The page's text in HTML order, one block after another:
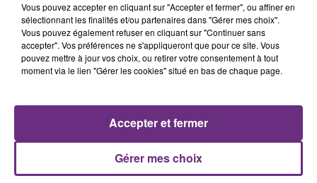
8h42
8h42
Le Petit Pecheur
8h34
8h34
TAME IMPALA & JENNIE
Dracula
Vous pouvez accepter en cliquant sur "Accepter et fermer", ou affiner en
sélectionnant les finalités et/ou partenaires dans "Gérer mes choix".
Vous pouvez également refuser en cliquant sur "Continuer sans
accepter". Vos préférences ne s'appliqueront que pour ce site. Vous
pouvez mettre à jour vos choix, ou retirer votre consentement à tout
moment via le lien "Gérer les cookies" situé en bas de chaque page.
Gérer mes choix
Accepter et fermer